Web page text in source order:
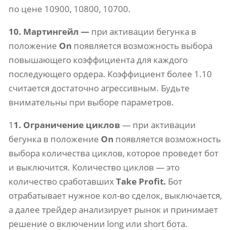
по цене 10900, 10800, 10700.
10. Мартингейл — при активации бегунка в
положение On появляется возможность выбора
повышающего коэффициента для каждого
последующего ордера. Коэффициент более 1.10
считается достаточно агрессивным. Будьте
внимательны при выборе параметров.
1 1. Ограничение циклов — при активации
бегунка в положение On появляется возможность
выбора количества циклов, которое проведет бот
и выключится. Количество циклов — это
количество сработавшихTake Profit. Бот
отрабатывает нужное кол-во сделок, выключается,
а далее трейдер анализирует рынок и принимает
решение о включении long или short бота.